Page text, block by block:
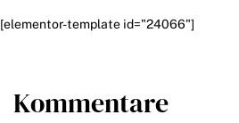
[elementor-template id="24066"]
Kommentare